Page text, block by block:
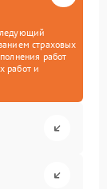
страховых
работ
работ и